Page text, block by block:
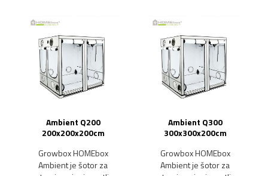
Ambient Q200
200x200x200cm
Growbox HOMEbox
Ambient je šotor za
Ambient Q300
300x300x200cm
Growbox HOMEbox
Ambient je šotor za